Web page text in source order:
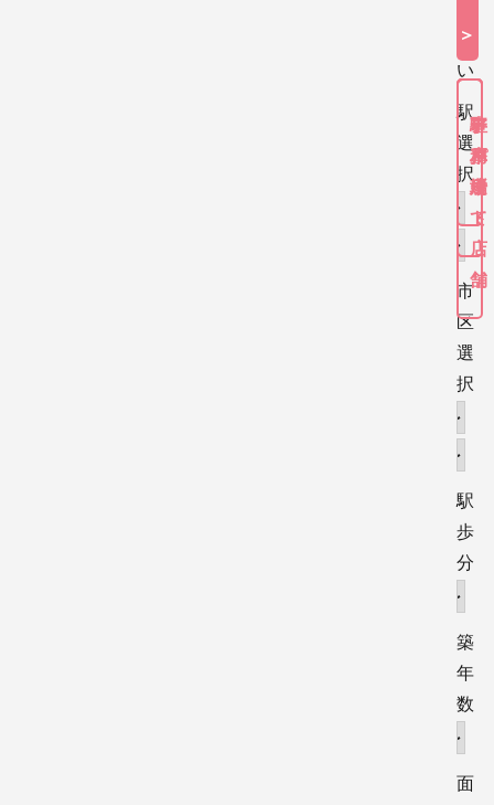
さ
い
駅
選
択
市
区
選
択
駅
歩
分
築
年
数
面
＞
ア
パ
ー
ト
一
戸
建
て
事
務
所
・
店
舗
駐
車
場